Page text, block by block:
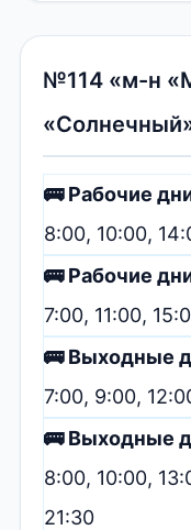
№114 «м-н
🚌 Рабочие
8:00, 10:00,
🚌 Рабочие
7:00, 11:00,
🚌 Выходные
7:00, 9:00,
🚌 Выходные
8:00, 10:00,
21:30